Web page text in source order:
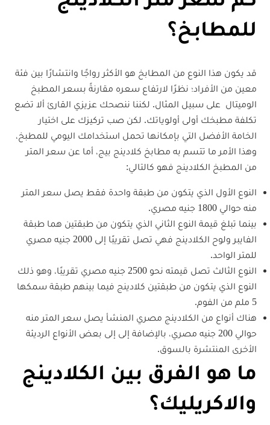
للمطابخ؟
قد يكون هذا النوع من المطابخ هو الأكثر رواجًا وانتشارًا بين فئة
معين من الأفراد؛ نظرًا لارتفاع سعره مقارنةً بسعر المطبخ
الوميتال على سبيل المثال. لكننا ننصحك عزيزي القارئ ألا تضع
تكلفة مطبخك أولى أولوياتك. لكن صب تركيزك على اختيار
الخامة الأفضل التي بإمكانها تحمل استخدامك اليومي للمطبخ،
وهذا الأمر ما تتسم به مطابخ كلادينج بيج، أما عن سعر المتر
من المطبخ الكلادينج فهو كالتالي:
النوع الأول الذي يتكون من طبقة واحدة فقط يصل سعر المتر
منه حوالي 1800 جنيه مصري.
بينما تبلغ قيمة النوع الثاني الذي يتكون من طبقتين هما طبقة
الفايبر ولوح الكلادينج فهي تصل تقريبًا إلى 2000 جنيه مصري
للمتر الواحد.
النوع الثالث تصل قيمته نحو 2500 جنيه مصري تقريبًا، وهو ذلك
النوع الذي يتكون من طبقتين كلادينج فيما بينهم طبقة سمكها
5 ملم من الفوم.
هناك أنواع من الكلادينج مصري المنشأ يصل سعر المتر منه
حوالي 200 جنيه مصري، بالإضافة إلى إلى بعض الأنواع الرديئة
الأخرى المنتشرة بالسوق.
ما هو الفرق بين الكلادينج
والاكريليك؟